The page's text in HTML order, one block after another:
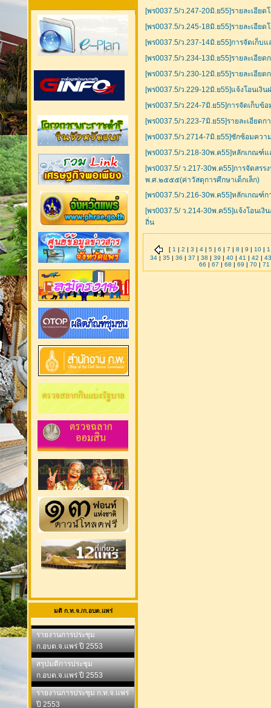
มติ ก.ท.จ./ก.อบต.แพร่
รายงานการประชุม
ก.อบต.จ.แพร่ ปี 2553
สรุปมติการประชุม
ก.อบต.จ.แพร่ ปี 2553
รายงานการประชุม ก.ท.จ.แพร่
ปี 2553
[พร0037.5/ว.247-20มิ.ย55]รายละเอีย
[พร0037.5/ว.245-18มิ.ย55]รายละเอีย
[พร0037.5/ว.237-14มิ.ย55]การจัดเก็บ
[พร0037.5/ว.234-13มิ.ย55]รายละเอีย
[พร0037.5/ว.230-12มิ.ย55]รายละเอีย
[พร0037.5/ว.229-12มิ.ย55]แจ้งโอนเงิ
[พร0037.5/ว.224-7มิ.ย55]การจัดเก็บข้
[พร0037.5/ว.223-7มิ.ย55]รายละเอียด
[พร0037.5/ว.2714-7มิ.ย55]ซักซ้อมควา
[พร0037.5/ว.218-30พ.ค55]หลักเกณฑ์
[พร0037.5/ ว.217-30พ.ค55]การจัดสร
พ.ศ.๒๕๕๕(ค่าวัสดุการศึกษาเด็กเล็ก)
[พร0037.5/ว.216-30พ.ค55]หลักเกณฑ์ก
[พร0037.5/ ว.214-30พ.ค55]แจ้งโอนเ
ถิ่น
[ 1 | 2 | 3 | 4| 5| 6 | 7 | 8 | 9 | 10|
34 | 35 | 36 | 37 | 38 | 39 | 40 | 41 | 42 | 43
66 | 67 | 68 | 69 | 70| 71